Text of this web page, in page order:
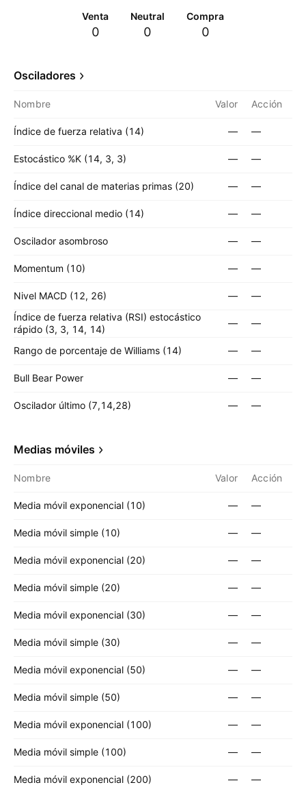
Venta
0
Neutral
0
Compra
0
Osciladores
Nombre Valor Acción
Índice de fuerza relativa (14) — —
Estocástico %K (14, 3, 3) — —
Índice del canal de materias primas (20) — —
Índice direccional medio (14) — —
Oscilador asombroso — —
Momentum (10) — —
Nivel MACD (12, 26) —
—
Índice de fuerza relativa (RSI) estocástico
rápido (3, 3, 14, 14)
— —
Rango de porcentaje de Williams (14) — —
Bull Bear Power — —
Oscilador último (7,14,28) — —
Medias móviles
Nombre Valor Acción
Media móvil exponencial (10) — —
Media móvil simple (10) — —
Media móvil exponencial (20) — —
Media móvil simple (20) — —
Media móvil exponencial (30) — —
Media móvil simple (30) — —
Media móvil exponencial (50) — —
Media móvil simple (50) — —
Media móvil exponencial (100) — —
Media móvil simple (100) — —
Media móvil exponencial (200) — —